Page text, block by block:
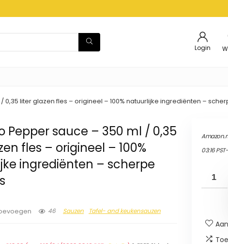
Login
liter glazen fles – origineel – 100% natuurlijke ingrediënten –
Pepper sauce – 350 ml / 0,35
fles – origineel – 100%
ingrediënten – scherpe
46 Sauzen Tafel- and keukensauzen
03:16 PST-